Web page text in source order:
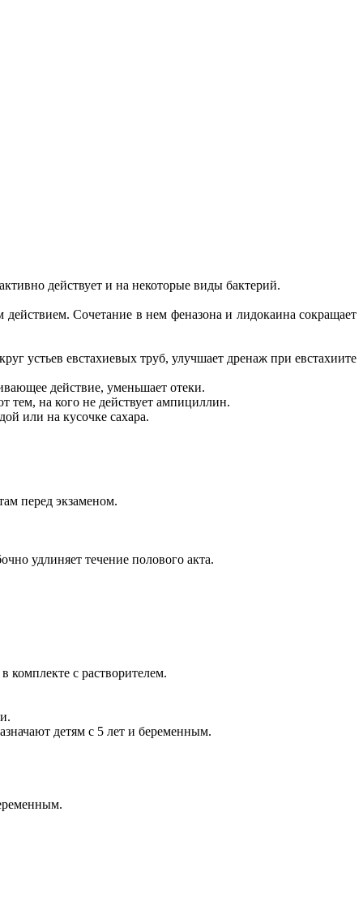
действует и на некоторые виды бактерий.
Сочетание в нем феназона и лидокаина сокращает
устьев евстахиевых труб, улучшает дренаж при евстахиите
действие, уменьшает отеки.
тем, на кого не действует ампициллин.
или на кусочке сахара.
перед экзаменом.
удлиняет течение полового акта.
с растворителем.
детям с 5 лет и беременным.